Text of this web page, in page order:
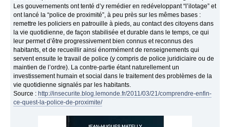
Les gouvernements ont tenté d’y remédier en redéveloppant “l’ilotage” et
ont lancé la “police de proximité”, à peu près sur les mêmes bases :
remettre les policiers en patrouille à pieds, au contact des citoyens dans
la vie quotidienne, de façon stabilisée et durable dans le temps, ce qui
leur permet d’être progressivement bien connus et reconnus des
habitants, et de recueillir ainsi énormément de renseignements qui
servent ensuite le travail de police (y compris de police juridiciaire ou de
maintien de l’ordre). La contre-partie étant naturellement un
investissement humain et social dans le traitement des problèmes de la
vie quotidienne signalés par les habitants.
Source :http://insecurite.blog.lemonde.fr/2011/03/21/comprendre-enfin-
ce-quest-la-police-de-proximite/